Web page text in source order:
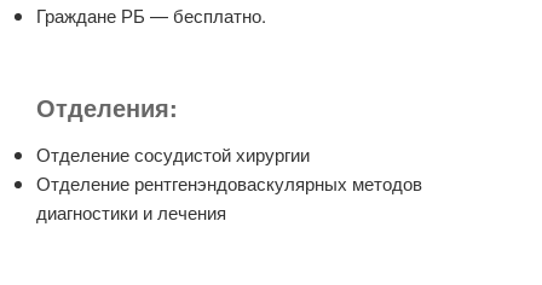
Граждане РБ — бесплатно.
Отделения:
Отделение сосудистой хирургии
Отделение рентгенэндоваскулярных методов
диагностики и лечения